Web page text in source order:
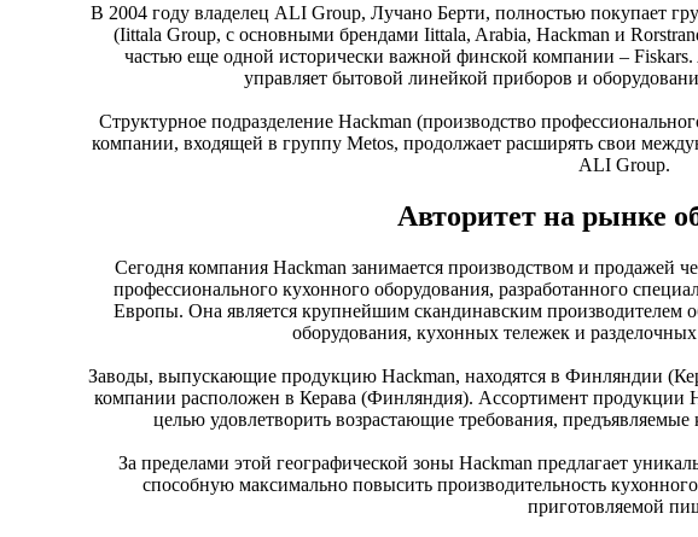
В 2004 году владелец ALI Group, Лучано Берти, полностью покупает
(Iittala Group, с основными брендами Iittala, Arabia, Hackman и
частью еще одной исторически важной финской компании –
управляет бытовой линейкой приборов и
Структурное подразделение Hackman (производство
компании, входящей в группу Metos, продолжает расширять свои
ALI Group.
Авторитет на рынке
Сегодня компания Hackman занимается производством и продажей
профессионального кухонного оборудования, разработанного
Европы. Она является крупнейшим скандинавским производителем
оборудования, кухонных тележек и
Заводы, выпускающие продукцию Hackman, находятся в Финляндии
компании расположен в Керава (Финляндия). Ассортимент продукции
целью удовлетворить возрастающие требования,
За пределами этой географической зоны Hackman предлагает
способную максимально повысить производительность
приготовляемой